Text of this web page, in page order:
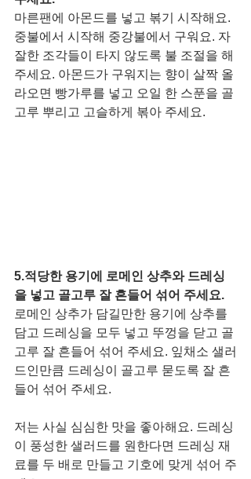
마른팬에 아몬드를 넣고 볶기 시작해요.
중불에서 시작해 중강불에서 구워요. 자
잘한 조각들이 타지 않도록 불 조절을 해
주세요. 아몬드가 구워지는 향이 살짝 올
라오면 빵가루를 넣고 오일 한 스푼을 골
고루 뿌리고 고슬하게 볶아 주세요.
5.적당한 용기에 로메인 상추와 드레싱
을 넣고 골고루 잘 흔들어 섞어 주세요.
로메인 상추가 담길만한 용기에 상추를
담고 드레싱을 모두 넣고 뚜껑을 닫고 골
고루 잘 흔들어 섞어 주세요. 잎채소 샐러
드인만큼 드레싱이 골고루 묻도록 잘 흔
들어 섞어 주세요.
저는 사실 심심한 맛을 좋아해요. 드레싱
이 풍성한 샐러드를 원한다면 드레싱 재
료를 두 배로 만들고 기호에 맞게 섞어 주